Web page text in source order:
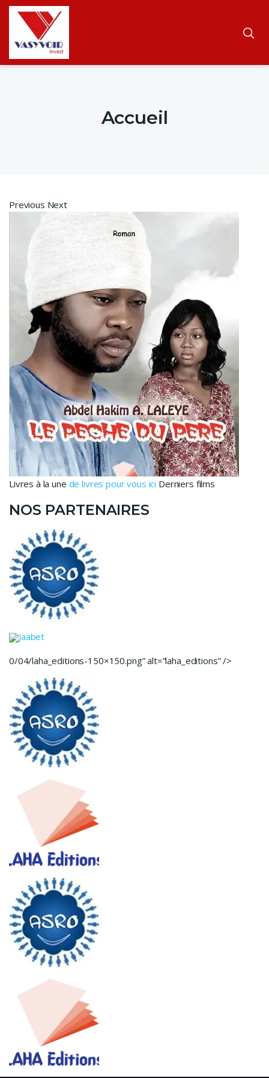
Accueil
Previous Next
Livres à la une de livres pour vous ici Derniers films
NOS PARTENAIRES
Jaabet
0/04/laha_editions-150×150.png” alt=”laha_editions” />